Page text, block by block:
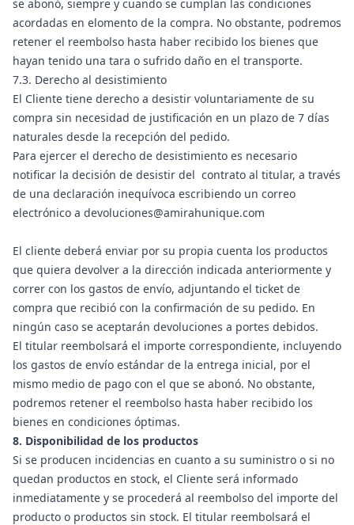
se abonó, siempre y cuando se cumplan las condiciones
acordadas en elomento de la compra. No obstante, podremos
retener el reembolso hasta haber recibido los bienes que
hayan tenido una tara o sufrido daño en el transporte.
7.3. Derecho al desistimiento
El Cliente tiene derecho a desistir voluntariamente de su
compra sin necesidad de justificación en un plazo de 7 días
naturales desde la recepción del pedido.
Para ejercer el derecho de desistimiento es necesario
notificar la decisión de desistir del contrato al titular, a través
de una declaración inequívoca escribiendo un correo
electrónico a devoluciones@amirahunique.com
El cliente deberá enviar por su propia cuenta los productos
que quiera devolver a la dirección indicada anteriormente y
correr con los gastos de envío, adjuntando el ticket de
compra que recibió con la confirmación de su pedido. En
ningún caso se aceptarán devoluciones a portes debidos.
El titular reembolsará el importe correspondiente, incluyendo
los gastos de envío estándar de la entrega inicial, por el
mismo medio de pago con el que se abonó. No obstante,
podremos retener el reembolso hasta haber recibido los
bienes en condiciones óptimas.
8. Disponibilidad de los productos
Si se producen incidencias en cuanto a su suministro o si no
quedan productos en stock, el Cliente será informado
inmediatamente y se procederá al reembolso del importe del
producto o productos sin stock. El titular reembolsará el